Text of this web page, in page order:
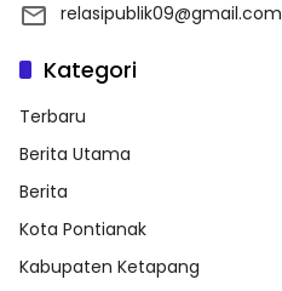
relasipublik09@gmail.com
Kategori
Terbaru
Berita Utama
Berita
Kota Pontianak
Kabupaten Ketapang